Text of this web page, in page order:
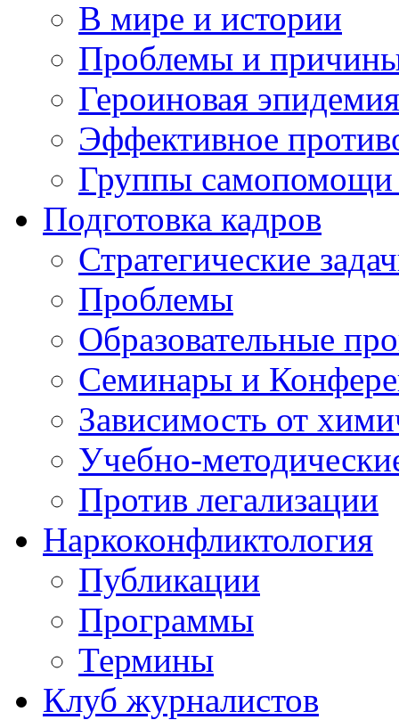
В мире и истории
Проблемы и
Героиновая эпидемия
Эффективное
Группы самопомощи
Подготовка кадров
Стратегические
Проблемы
Образовательные
Семинары и
Зависимость от
Учебно-
Против легализации
Наркоконфликтология
Публикации
Программы
Термины
Клуб журналистов